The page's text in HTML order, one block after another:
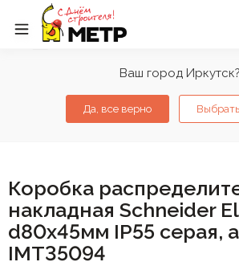
Ваш город Иркутск?
Да, все верно
Коробка
накладная Schneider
d80х45мм IP55 серая,
IMT35094